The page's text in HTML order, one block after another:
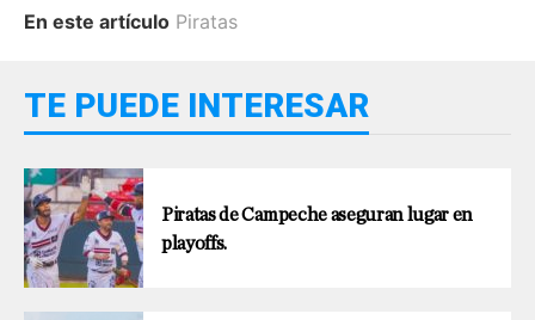
En este artículo Piratas
TE PUEDE INTERESAR
Piratas de Campeche aseguran lugar en
playoffs.